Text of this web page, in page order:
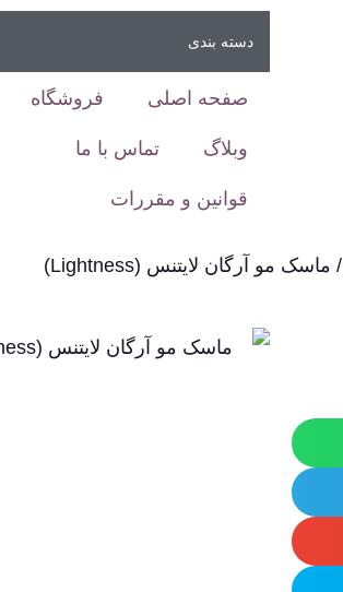
دسته بندی
صفحه اصلی فروشگاه
وبلاگ تماس با ما
قوانین و مقررات
/ ماسک مو آرگان لایتنس (Lightness)